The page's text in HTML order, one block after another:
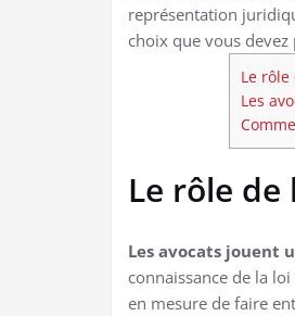
représentation
choix que vous devez
Le rôle
Les
Le rôle de
Les avocats jouent
connaissance de la
en mesure de faire